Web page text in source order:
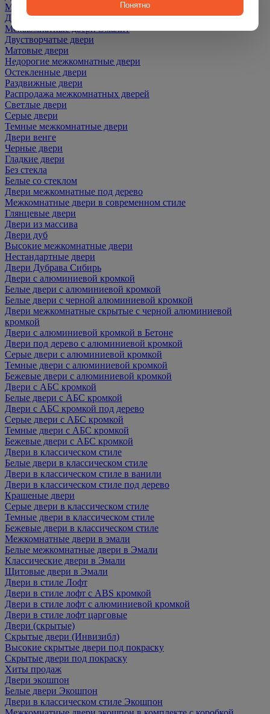
Межкомнатные двери ПЭТ
Двери со скидкой
Межкомнатные двери Эмалит
Двустворчатые двери
Матовые двери
Недорогие межкомнатные двери
Остекленные двери
Раздвижные двери
Распродажа межкомнатных дверей
Светлые двери
Серые двери
Темные межкомнатные двери
Двери венге
Черные двери
Гладкие двери
Без стекла
Белые со стеклом
Двери межкомнатные под дерево
Межкомнатные двери в современном стиле
Глянцевые двери
Двери из массива
Двери дуб
Высокие межкомнатные двери
Нестандартные двери
Двери Дубрава Сибирь
Двери с алюминиевой кромкой
Белые двери с алюминиевой кромкой
Белые двери с черной алюминиевой кромкой
Двери межкомнатные скрытые с черной алюминиевой
кромкой
Двери с алюминиевой кромкой в Бетоне
Двери под дерево с алюминиевой кромкой
Серые двери с алюминиевой кромкой
Темные двери с алюминиевой кромкой
Бежевые двери с алюминиевой кромкой
Двери с АБС кромкой
Белые двери с АБС кромкой
Двери с АБС кромкой под дерево
Серые двери с АБС кромкой
Темные двери с АБС кромкой
Бежевые двери с АБС кромкой
Двери в классическом стиле
Белые двери в классическом стиле
Двери в классическом стиле в ванили
Двери в классическом стиле под дерево
Крашеные двери
Серые двери в классическом стиле
Темные двери в классическом стиле
Бежевые двери в классическом стиле
Межкомнатные двери в эмали
Белые межкомнатные двери в Эмали
Классические двери в Эмали
Щитовые двери в Эмали
Двери в стиле Лофт
Двери в стиле лофт с ABS кромкой
Двери в стиле лофт с алюминиевой кромкой
Двери в стиле лофт царговые
Двери (скрытые)
Скрытые двери (Инвизибл)
Высокие скрытые двери под покраску
Скрытые двери под покраску
Хиты продаж
Двери экошпон
Белые двери Экошпон
Двери в классическом стиле Экошпон
Понятно